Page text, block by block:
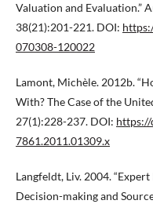
Valuation and Evaluation.”
38(21):201-221. DOI:
070308-120022
Lamont, Michèle. 2012b.
With? The Case of the
27(1):228-237. DOI:
7861.2011.01309.x
Langfeldt, Liv. 2004.
Decision-making and